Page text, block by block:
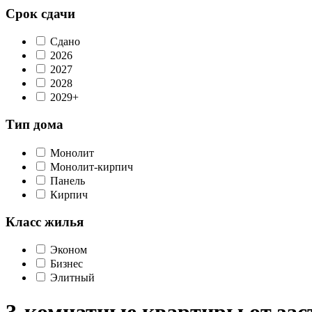
Срок сдачи
Сдано
2026
2027
2028
2029+
Тип дома
Монолит
Монолит-кирпич
Панель
Кирпич
Класс жилья
Эконом
Бизнес
Элитный